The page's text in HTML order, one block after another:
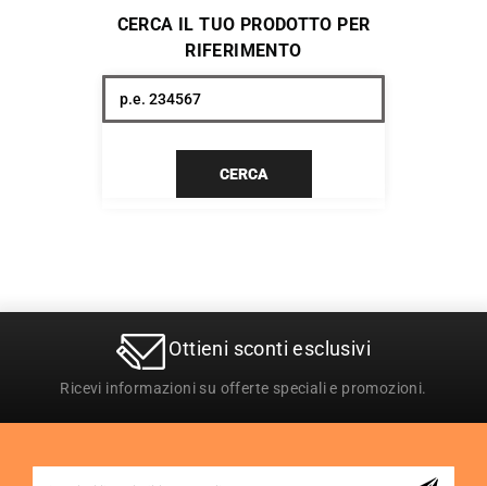
CERCA IL TUO PRODOTTO PER
RIFERIMENTO
CERCA
Ottieni sconti esclusivi
Ricevi informazioni su offerte speciali e promozioni.